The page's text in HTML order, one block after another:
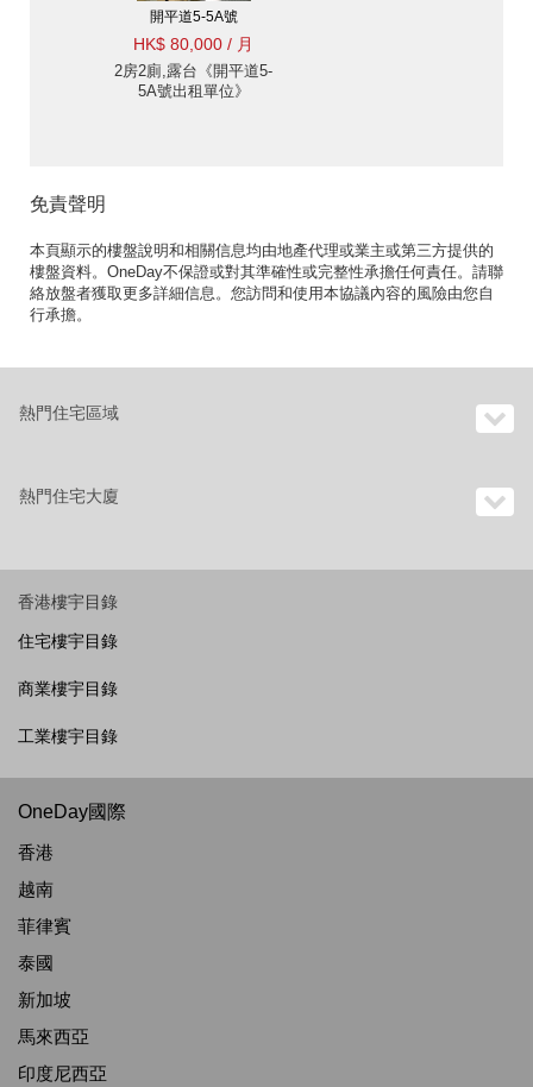
開平道5-5A號
HK$ 80,000 / 月
2房2廁,露台《開平道5-
5A號出租單位》
免責聲明
本頁顯示的樓盤說明和相關信息均由地產代理或業主或第三方提供的
樓盤資料。OneDay不保證或對其準確性或完整性承擔任何責任。請聯
絡放盤者獲取更多詳細信息。您訪問和使用本協議內容的風險由您自
行承擔。
熱門住宅區域
熱門住宅大廈
香港樓宇目錄
住宅樓宇目錄
商業樓宇目錄
工業樓宇目錄
OneDay國際
香港
越南
菲律賓
泰國
新加坡
馬來西亞
印度尼西亞